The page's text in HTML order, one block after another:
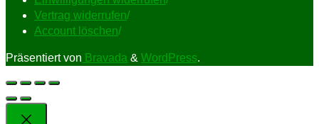
Vertrag widerrufen/
Account löschen/
Präsentiert von Bravada & WordPress.